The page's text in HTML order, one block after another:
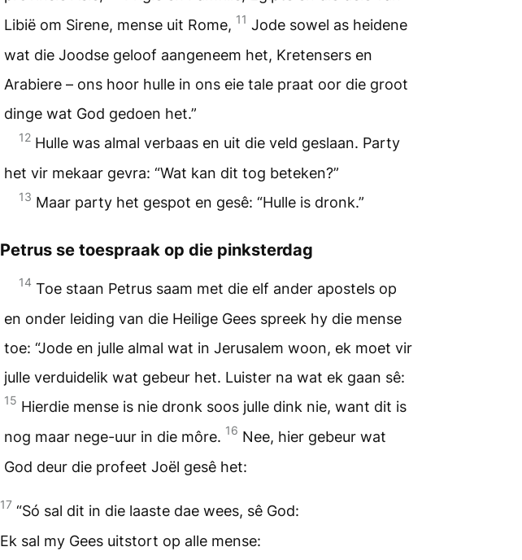
Libië om Sirene, mense uit Rome, 11 Jode sowel as heidene
wat die Joodse geloof aangeneem het, Kretensers en
Arabiere – ons hoor hulle in ons eie tale praat oor die groot
dinge wat God gedoen het.”
12 Hulle was almal verbaas en uit die veld geslaan. Party
het vir mekaar gevra: “Wat kan dit tog beteken?”
13 Maar party het gespot en gesê: “Hulle is dronk.”
Petrus se toespraak op die pinksterdag
14 Toe staan Petrus saam met die elf ander apostels op
en onder leiding van die Heilige Gees spreek hy die mense
toe: “Jode en julle almal wat in Jerusalem woon, ek moet vir
julle verduidelik wat gebeur het. Luister na wat ek gaan sê:
15 Hierdie mense is nie dronk soos julle dink nie, want dit is
nog maar nege-uur in die môre. 16 Nee, hier gebeur wat
God deur die profeet Joël gesê het:
17 “Só sal dit in die laaste dae wees, sê God:
Ek sal my Gees uitstort op alle mense: